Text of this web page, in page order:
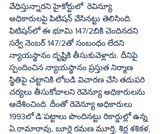
వేధిస్తున్నారని హైకోర్టులో  రెవిన్యూ
అధికారులపై పిటిషన్ వేసినట్టు తెలిసింది.
పిటిషన్‌లో ఈ భూమి 147/2బికి చెందినదని
సర్వే నెంబర్ 147/2తో సంబంధం లేదని
న్యాయస్థానం దృష్టికి తీసుకువెళ్లారు. దీనిపై
స్పందించిన న్యాయస్థానం ప్రస్తుత నిర్మాణ
స్థితిపై చట్టానికి లోబడి విచారణ చేసి తదుపరి
చర్యలు తీసుకోవాలని రెవెన్యూ అధికారులను
ఆదేశించింది. దీంతో రెవెన్యూ అధికారులు
1993లో డి`పట్టాలు పొందినట్టు రికార్డుల్లో ఉన్న
ఏ.రామారావు, బూర్లె రమణ మూర్తి, శిర్ల శశికళ,